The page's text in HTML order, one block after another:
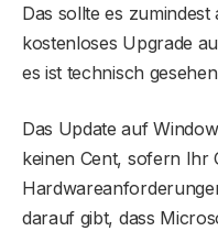
Das sollte es
kostenloses Upgrade
es ist technisch
Das Update auf
keinen Cent, sofern Ihr
darauf gibt, dass